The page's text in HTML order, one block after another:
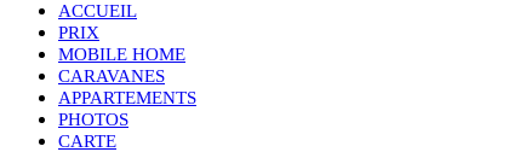
ACCUEIL
PRIX
MOBILE HOME
CARAVANES
APPARTEMENTS
PHOTOS
CARTE